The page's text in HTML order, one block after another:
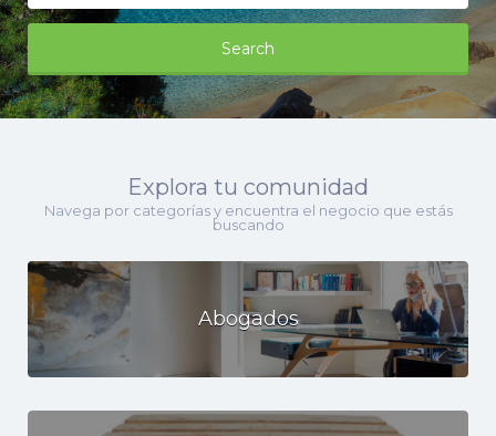
Search
Explora tu comunidad
Navega por categorías y encuentra el negocio que estás
buscando
Abogados